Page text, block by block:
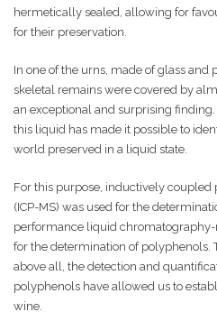
hermetically sealed, allowing for
for their preservation.
In one of the urns, made of glass and
skeletal remains were covered by
an exceptional and surprising
this liquid has made it possible to
world preserved in a liquid state.
For this purpose, inductively
(ICP-MS) was used for the
performance liquid chromatography-
for the determination of polyphenols.
above all, the detection and
polyphenols have allowed us to
wine.